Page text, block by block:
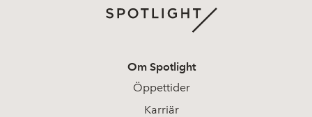
Om Spotlight
Öppettider
Karriär